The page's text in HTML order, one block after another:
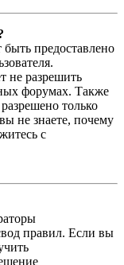
предоставлено
не разрешить
форумах. Также
только
не знаете, почему
с
правил. Если вы